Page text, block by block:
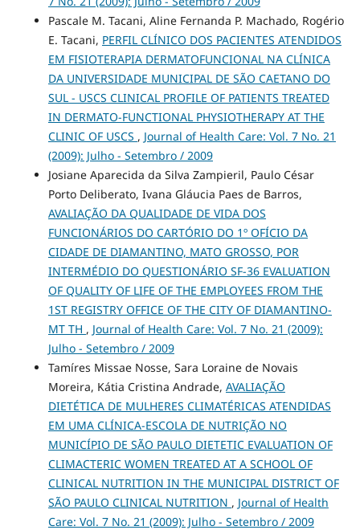
Pascale M. Tacani, Aline Fernanda P. Machado, Rogério
E. Tacani, PERFIL CLÍNICO DOS PACIENTES ATENDIDOS
EM FISIOTERAPIA DERMATOFUNCIONAL NA CLÍNICA
DA UNIVERSIDADE MUNICIPAL DE SÃO CAETANO DO
SUL - USCS CLINICAL PROFILE OF PATIENTS TREATED
IN DERMATO-FUNCTIONAL PHYSIOTHERAPY AT THE
CLINIC OF USCS , Journal of Health Care: Vol. 7 No. 21
(2009): Julho - Setembro / 2009
Josiane Aparecida da Silva Zampieril, Paulo César
Porto Deliberato, Ivana Gláucia Paes de Barros,
AVALIAÇÃO DA QUALIDADE DE VIDA DOS
FUNCIONÁRIOS DO CARTÓRIO DO 1º OFÍCIO DA
CIDADE DE DIAMANTINO, MATO GROSSO, POR
INTERMÉDIO DO QUESTIONÁRIO SF-36 EVALUATION
OF QUALITY OF LIFE OF THE EMPLOYEES FROM THE
1ST REGISTRY OFFICE OF THE CITY OF DIAMANTINO-
MT TH , Journal of Health Care: Vol. 7 No. 21 (2009):
Julho - Setembro / 2009
Tamíres Missae Nosse, Sara Loraine de Novais
Moreira, Kátia Cristina Andrade, AVALIAÇÃO
DIETÉTICA DE MULHERES CLIMATÉRICAS ATENDIDAS
EM UMA CLÍNICA-ESCOLA DE NUTRIÇÃO NO
MUNICÍPIO DE SÃO PAULO DIETETIC EVALUATION OF
CLIMACTERIC WOMEN TREATED AT A SCHOOL OF
CLINICAL NUTRITION IN THE MUNICIPAL DISTRICT OF
SÃO PAULO CLINICAL NUTRITION , Journal of Health
Care: Vol. 7 No. 21 (2009): Julho - Setembro / 2009